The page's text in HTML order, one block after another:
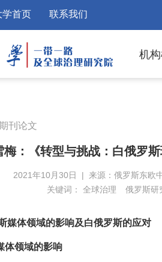
学首页 联系我们
机
刊论文
梅：《转型与挑战：白俄罗
2021年10月30日 | 来源：俄罗斯东欧
关键词： 全球治理 俄罗斯研
媒体领域的影响及白俄罗斯的应对
体领域的影响